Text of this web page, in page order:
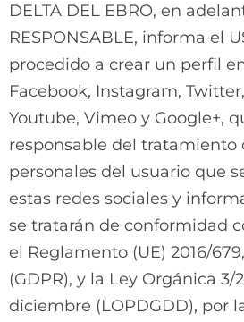
DELTA DEL EBRO, en
RESPONSABLE, informa el
procedido a crear un perfil
Facebook, Instagram,
Youtube, Vimeo y Google+,
responsable del tratamiento
personales del usuario que
estas redes sociales y
se tratarán de conformidad
el Reglamento (UE) 2016/
(GDPR), y la Ley Orgánica 3/
diciembre (LOPDGDD), por